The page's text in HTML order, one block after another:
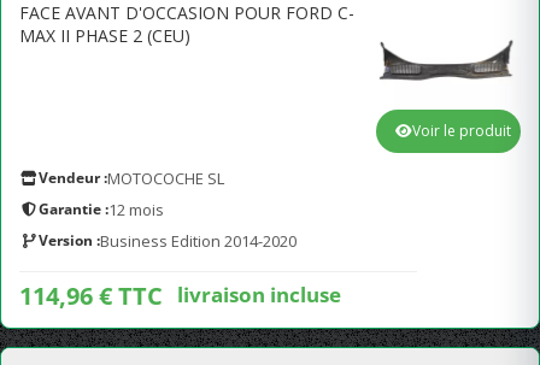
FACE AVANT D'OCCASION POUR FORD C-
MAX II PHASE 2 (CEU)
Vendeur :MOTOCOCHE SL
Garantie :12 mois
Version :Business Edition 2014-2020
114,96 € TTC livraison incluse
Voir le produit